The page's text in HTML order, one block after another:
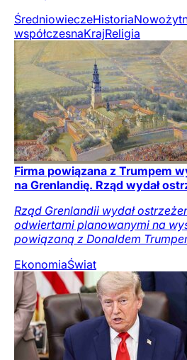
ŚredniowieczeHistoria
współczesnaKrajReligia
Firma powiązana z Trumpem
na Grenlandię. Rząd wydał
Rząd Grenlandii wydał
odwiertami planowanymi na
powiązaną z Donaldem
EkonomiaŚwiat